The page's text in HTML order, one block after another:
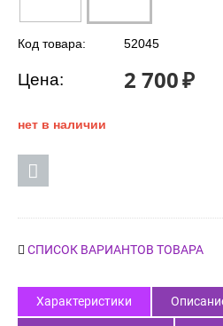
Код товара: 52045
Цена: 2 700₽
нет в наличии
СПИСОК ВАРИАНТОВ ТОВАРА
Характеристики